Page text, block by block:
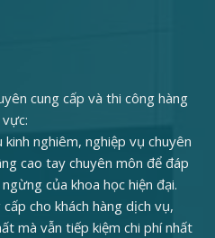
cung cấp và thi công hàng
nghiêm, nghiệp vụ chuyên
cao tay chuyên môn để đáp
của khoa học hiện đại.
cho khách hàng dịch vụ,
mà vẫn tiếp kiệm chi phí nhất